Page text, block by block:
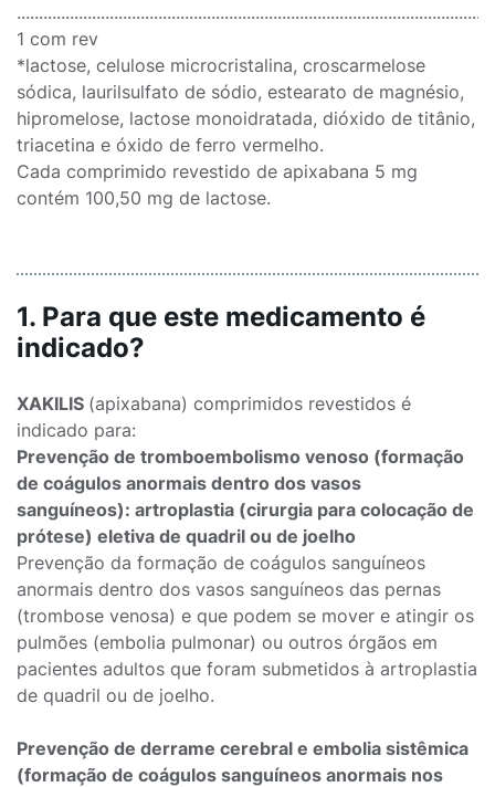
1 com rev
*lactose, celulose microcristalina, croscarmelose
sódica, laurilsulfato de sódio, estearato de magnésio,
hipromelose, lactose monoidratada, dióxido de titânio,
triacetina e óxido de ferro vermelho.
Cada comprimido revestido de apixabana 5 mg
contém 100,50 mg de lactose.
1. Para que este medicamento é
indicado?
XAKILIS (apixabana) comprimidos revestidos é
indicado para:
Prevenção de tromboembolismo venoso (formação
de coágulos anormais dentro dos vasos
sanguíneos): artroplastia (cirurgia para colocação de
prótese) eletiva de quadril ou de joelho
Prevenção da formação de coágulos sanguíneos
anormais dentro dos vasos sanguíneos das pernas
(trombose venosa) e que podem se mover e atingir os
pulmões (embolia pulmonar) ou outros órgãos em
pacientes adultos que foram submetidos à artroplastia
de quadril ou de joelho.
Prevenção de derrame cerebral e embolia sistêmica
(formação de coágulos sanguíneos anormais nos